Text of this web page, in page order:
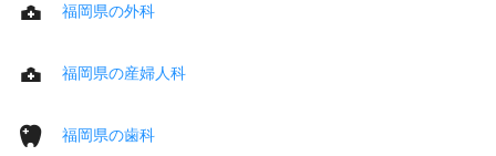
福岡県の外科
福岡県の産婦人科
福岡県の歯科